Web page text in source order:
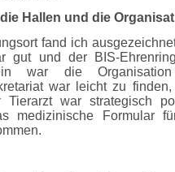
Hallen und die
fand ich
gut und der BIS-
war die
war leicht zu
Tierarzt war strategisch
medizinische Formular